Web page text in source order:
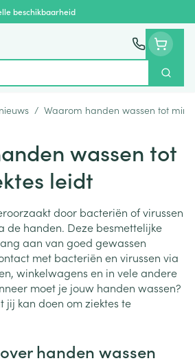
beschikbaarheid
Zoek
/ Waarom handen wassen tot
wassen tot
leidt
door bacteriën of virussen
de handen. Deze besmettelijke
aan van goed gewassen
met bacteriën en virussen via
winkelwagens en in vele andere
moet je jouw handen wassen?
jij kan doen om ziektes te
handen wassen